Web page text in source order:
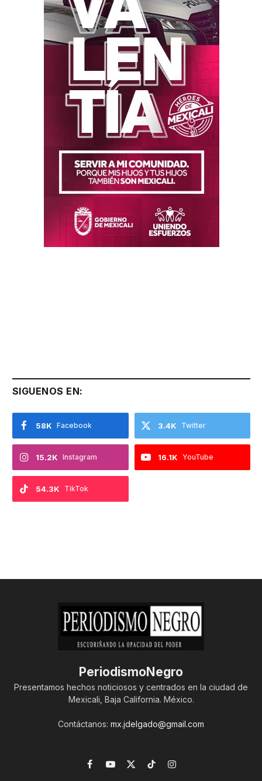
SIGUENOS EN:
Facebook
58K Twitter
3.4K
Instagram
15.2K YouTube
16.1K
TikTok
54.3K
PeriodismoNegro
Presentamos hechos noticiosos y centrados en la ciudad de
Mexicali, Baja California. México.
Contáctanos: mx.jdelgado@gmail.com
Facebook
YouTube
X
TikTokInstagram